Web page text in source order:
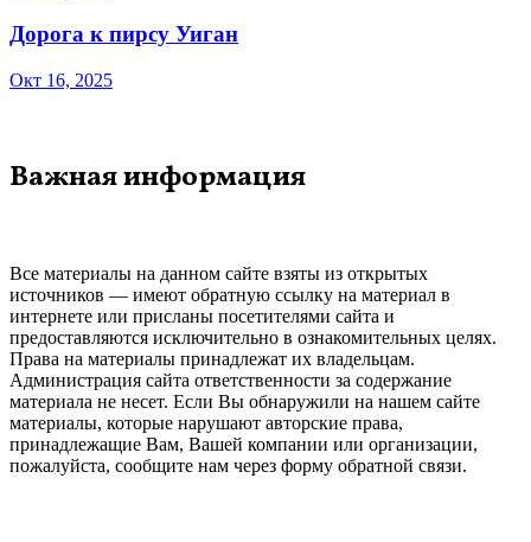
Дорога к пирсу Уиган
Окт 16, 2025
Важная информация
Все материалы на данном сайте взяты из открытых
источников — имеют обратную ссылку на материал в
интернете или присланы посетителями сайта и
предоставляются исключительно в ознакомительных целях.
Права на материалы принадлежат их владельцам.
Администрация сайта ответственности за содержание
материала не несет. Если Вы обнаружили на нашем сайте
материалы, которые нарушают авторские права,
принадлежащие Вам, Вашей компании или организации,
пожалуйста, сообщите нам через форму обратной связи.